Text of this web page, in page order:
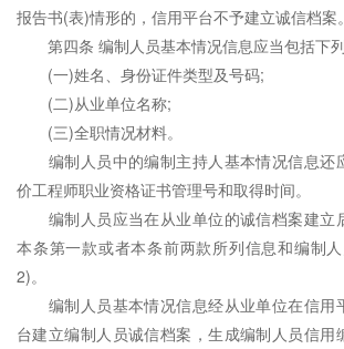
报告书(表)情形的，信用平台不予建立诚信档案。
第四条 编制人员基本情况信息应当包括下列
(一)姓名、身份证件类型及号码;
(二)从业单位名称;
(三)全职情况材料。
编制人员中的编制主持人基本情况信息还
价工程师职业资格证书管理号和取得时间。
编制人员应当在从业单位的诚信档案建立
本条第一款或者本条前两款所列信息和编制
2)。
编制人员基本情况信息经从业单位在信用
台建立编制人员诚信档案，生成编制人员信用